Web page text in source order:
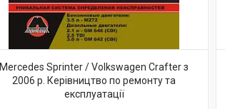
Mercedes Sprinter / Volkswagen Crafter з
2006 р. Керівництво по ремонту та
експлуатації